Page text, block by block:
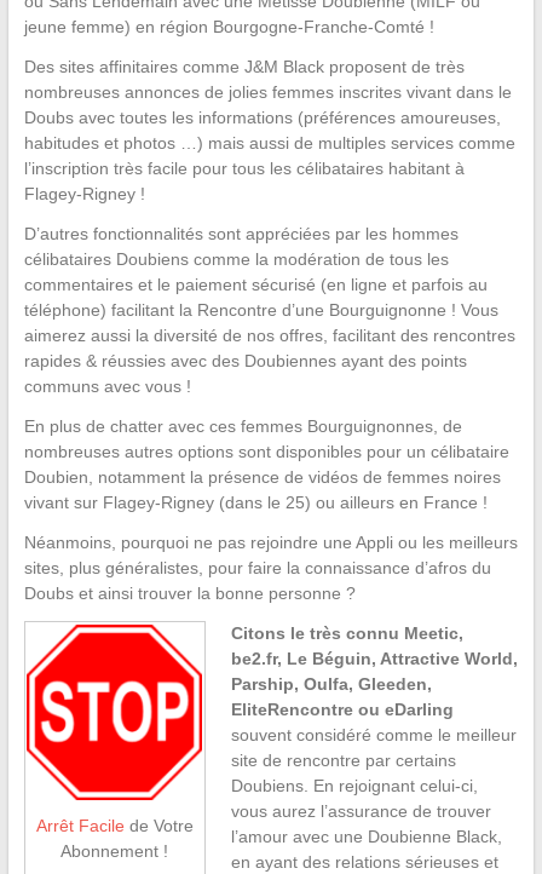
jeune femme) en région Bourgogne-Franche-Comté !
Des sites affinitaires comme J&M Black proposent de très
nombreuses annonces de jolies femmes inscrites vivant dans le
Doubs avec toutes les informations (préférences amoureuses,
habitudes et photos …) mais aussi de multiples services comme
l’inscription très facile pour tous les célibataires habitant à
Flagey-Rigney !
D’autres fonctionnalités sont appréciées par les hommes
célibataires Doubiens comme la modération de tous les
commentaires et le paiement sécurisé (en ligne et parfois au
téléphone) facilitant la Rencontre d’une Bourguignonne ! Vous
aimerez aussi la diversité de nos offres, facilitant des rencontres
rapides & réussies avec des Doubiennes ayant des points
communs avec vous !
En plus de chatter avec ces femmes Bourguignonnes, de
nombreuses autres options sont disponibles pour un célibataire
Doubien, notamment la présence de vidéos de femmes noires
vivant sur Flagey-Rigney (dans le 25) ou ailleurs en France !
Néanmoins, pourquoi ne pas rejoindre une Appli ou les meilleurs
sites, plus généralistes, pour faire la connaissance d’afros du
Doubs et ainsi trouver la bonne personne ?
Arrêt Facile de Votre
Abonnement !
Citons le très connu Meetic,
be2.fr, Le Béguin, Attractive World,
Parship, Oulfa, Gleeden,
EliteRencontre ou eDarling
souvent considéré comme le meilleur
site de rencontre par certains
Doubiens. En rejoignant celui-ci,
vous aurez l’assurance de trouver
l’amour avec une Doubienne Black,
en ayant des relations sérieuses et